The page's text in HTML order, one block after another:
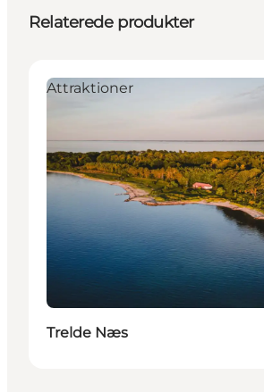
Relaterede produkter
Attraktioner
Trelde Næs